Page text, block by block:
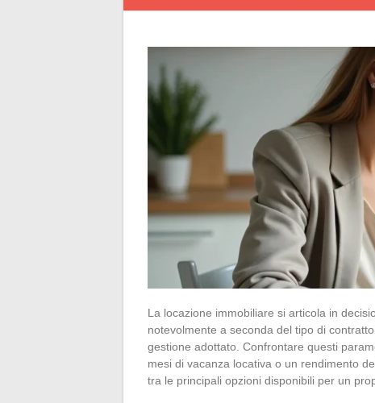
La locazione immobiliare si articola in
notevolmente a seconda del tipo di
gestione adottato. Confrontare questi
mesi di vacanza locativa o un rendimento
tra le principali opzioni disponibili per un